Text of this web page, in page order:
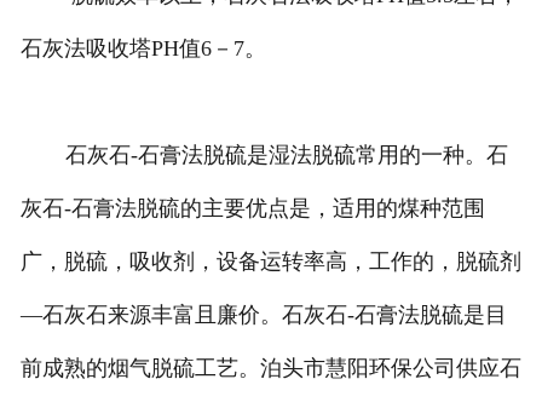
石灰法吸收塔PH值6－7。
石灰石-石膏法脱硫是湿法脱硫常用的一种。石
灰石-石膏法脱硫的主要优点是，适用的煤种范围
广，脱硫，吸收剂，设备运转率高，工作的，脱硫剂
—石灰石来源丰富且廉价。石灰石-石膏法脱硫是目
前成熟的烟气脱硫工艺。泊头市慧阳环保公司供应石